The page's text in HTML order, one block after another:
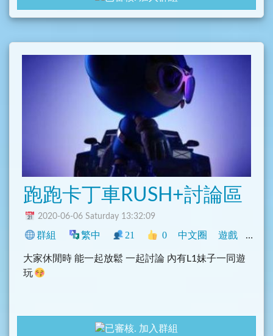
跑跑卡丁車RUSH+討論區
2020-06-06 Saturday 13:32:09
群組 繁中 21 0 中文圈 遊戲 閒聊
大家休閒時 能一起放鬆 一起討論 內有L1妹子一同遊
玩
加入群組